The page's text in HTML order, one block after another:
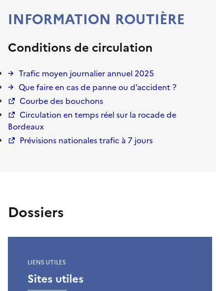
INFORMATION ROUTIÈRE
Conditions de circulation
Trafic moyen journalier annuel 2025
Que faire en cas de panne ou d’accident ?
Courbe des bouchons
Circulation en temps réel sur la rocade de
Bordeaux
Prévisions nationales trafic à 7 jours
Dossiers
Sites utiles
LIENS UTILES